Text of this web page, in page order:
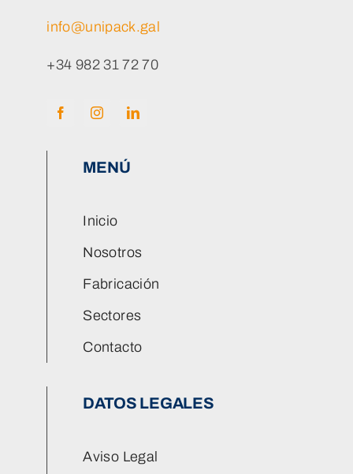
info@unipack.gal
+34 982 31 72 70
MENÚ
Inicio
Nosotros
Fabricación
Sectores
Contacto
DATOS LEGALES
Aviso Legal